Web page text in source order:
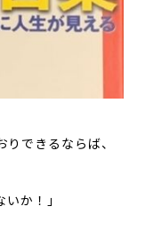
りできるならば、
か！」